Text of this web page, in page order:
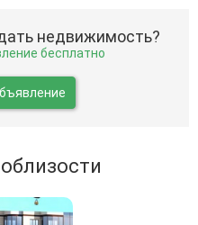
недвижимость?
бесплатно